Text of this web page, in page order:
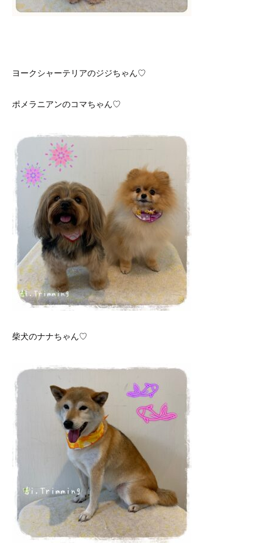
ヨークシャーテリアのジジちゃん♡
ポメラニアンのコマちゃん♡
柴犬のナナちゃん♡